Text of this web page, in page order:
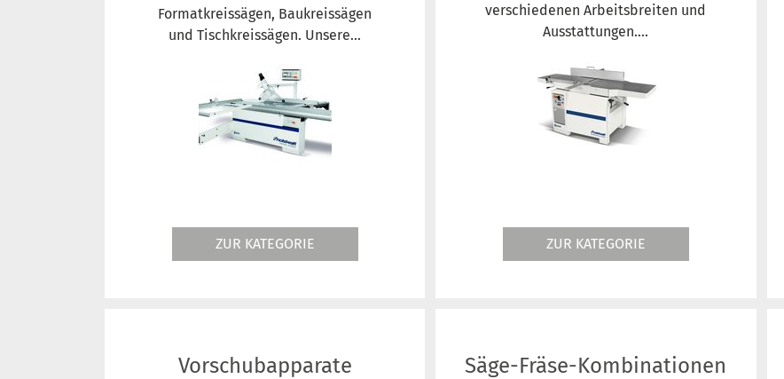
Formatkreissägen, Baukreissägen
und Tischkreissägen. Unsere...
ZUR KATEGORIE
verschiedenen Arbeitsbreiten und
Ausstattungen....
ZUR KATEGORIE
Vorschubapparate Säge-Fräse-Kombinationen